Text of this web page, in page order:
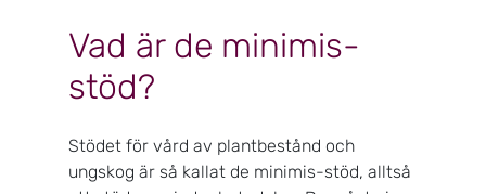
Vad är de minimis-
stöd?
Stödet för vård av plantbestånd och
ungskog är så kallat de minimis-stöd, alltså